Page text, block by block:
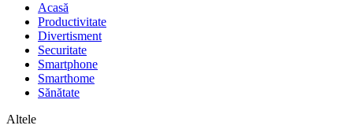
Acasă
Productivitate
Divertisment
Securitate
Smartphone
Smarthome
Sănătate
Altele